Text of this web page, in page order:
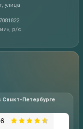
улица
р/с
Санкт-Петербурге